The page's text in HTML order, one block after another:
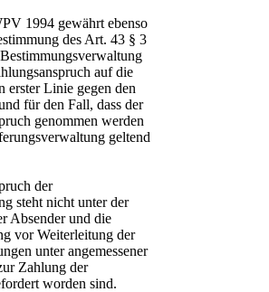
1994 gewährt ebenso
des Art. 43 § 3
auf die
erster Linie gegen den
für den Fall, dass der
genommen werden
geltend
der
steht nicht unter der
Absender und die
vor Weiterleitung der
unter angemessener
Zahlung der
worden sind.